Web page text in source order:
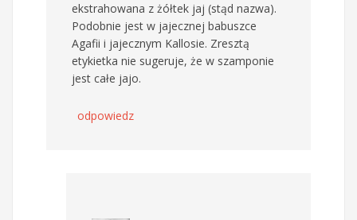
ekstrahowana z żółtek jaj (stąd nazwa).
Podobnie jest w jajecznej babuszce
Agafii i jajecznym Kallosie. Zresztą
etykietka nie sugeruje, że w szamponie
jest całe jajo.
odpowiedz